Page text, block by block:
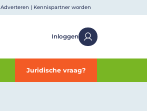
Adverteren | Kennispartner worden
Inloggen
Juridische vraag?